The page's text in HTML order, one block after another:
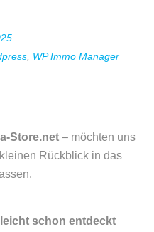
WP Immo Manager
Store.net – möchten uns
Rückblick in das
schon entdeckt